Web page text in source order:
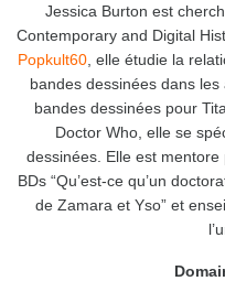
Jessica Burton est
Contemporary and Digital
Popkult60, elle étudie la
bandes dessinées dans
bandes dessinées pour
Doctor Who, elle se
dessinées. Elle est
BDs “Qu’est-ce qu’un
de Zamara et Yso” et